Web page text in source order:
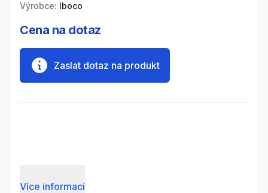
Výrobce: Iboco
Cena na dotaz
Zaslat dotaz na produkt
Více informací